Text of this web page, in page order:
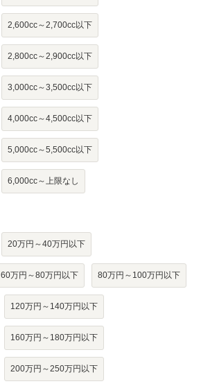
2,600cc～2,700cc以下
2,800cc～2,900cc以下
3,000cc～3,500cc以下
4,000cc～4,500cc以下
5,000cc～5,500cc以下
6,000cc～上限なし
20万円～40万円以下
60万円～80万円以下 80万円～100万円以下
120万円～140万円以下
160万円～180万円以下
200万円～250万円以下